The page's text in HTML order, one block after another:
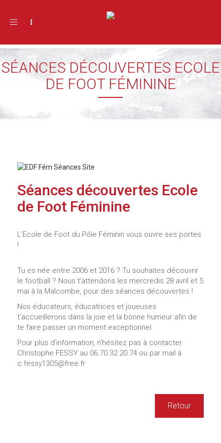
Toggle navigation
SÉANCES DÉCOUVERTES ECOLE
DE FOOT FÉMININE
Séances découvertes Ecole
de Foot Féminine
L’Ecole de Foot du Pôle Féminin vous ouvre ses portes
!
Tu es née entre 2006 et 2016 ? Tu souhaites découvrir
le football ? Nous t’attendons les mercredis 28 avril et 5
mai à la Malcombe, pour des séances découvertes !
Nos éducateurs, éducatrices et joueuses
t’accueillerons dans la joie et la bonne humeur afin de
te faire passer un moment exceptionnel
Pour plus d’information, n’hésitez pas à contacter
Christophe FESSY au 06.70.32.20.74 ou par mail à
c.fessy1305@free.fr
Retour